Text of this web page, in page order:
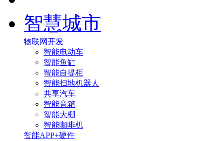
智慧城市
物联网开发
智能电动车
智能鱼缸
智能自提柜
智能扫地机器人
共享汽车
智能音箱
智能大棚
智能咖啡机
智能APP+硬件